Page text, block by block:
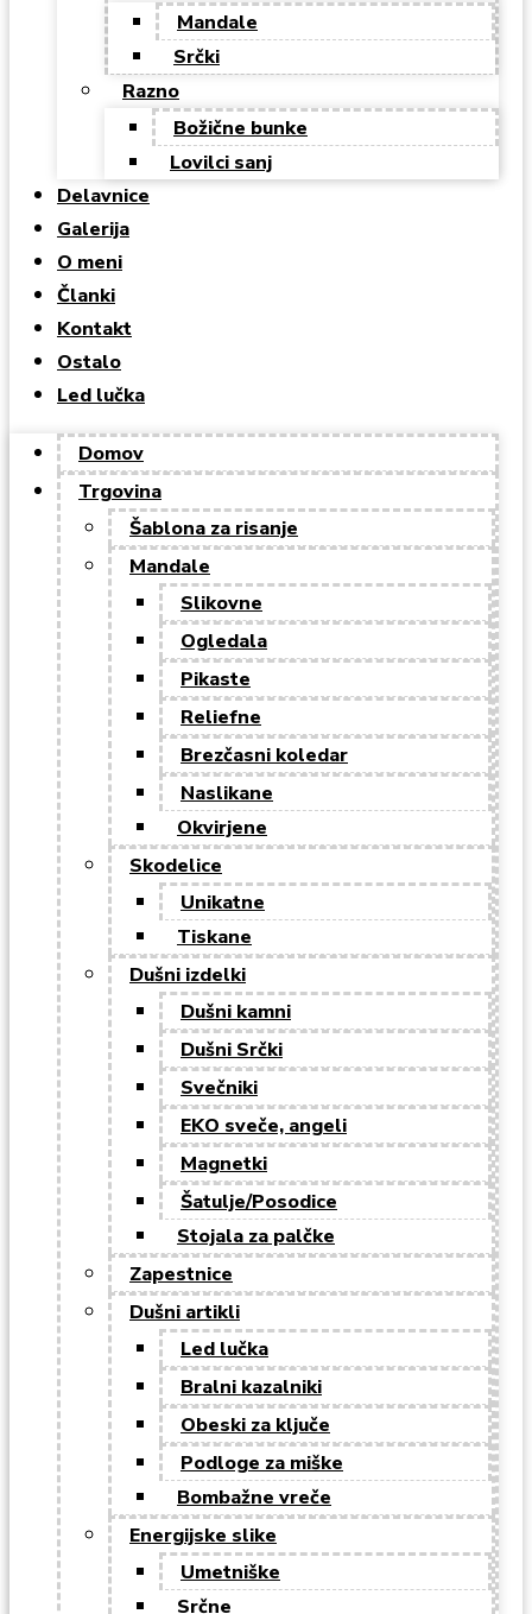
Mandale
Srčki
Razno
Božične bunke
Lovilci sanj
Delavnice
Galerija
O meni
Članki
Kontakt
Ostalo
Led lučka
Domov
Trgovina
Šablona za risanje
Mandale
Slikovne
Ogledala
Pikaste
Reliefne
Brezčasni koledar
Naslikane
Okvirjene
Skodelice
Unikatne
Tiskane
Dušni izdelki
Dušni kamni
Dušni Srčki
Svečniki
EKO sveče, angeli
Magnetki
Šatulje/Posodice
Stojala za palčke
Zapestnice
Dušni artikli
Led lučka
Bralni kazalniki
Obeski za ključe
Podloge za miške
Bombažne vreče
Energijske slike
Umetniške
Srčne